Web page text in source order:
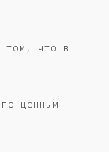
том, что в
ценным